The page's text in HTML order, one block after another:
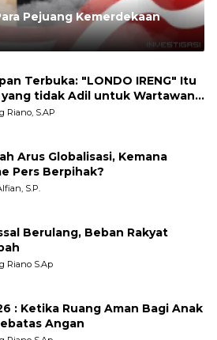
Pejuang Kemerdekaan
Terbuka: "LONDO IRENG" Itu
Wartawan,
dan LSM
Riano, S.AP
Arus Globalisasi, Kemana
Pers Berpihak?
S.P.
Berulang, Beban Rakyat
Riano S.Ap
: Ketika Ruang Aman Bagi Anak
Angan